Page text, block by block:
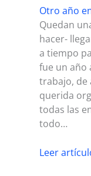
Otro año
Quedan
hacer-
a tiempo
fue un año
trabajo, de
querida
todas las
todo…
Leer